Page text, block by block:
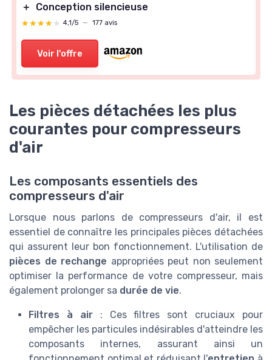
＋
Conception silencieuse
★★★★★
★★★★★ 4,1/5 — 177 avis
Voir l'offre
Les pièces détachées les plus
courantes pour compresseurs
d'air
Les composants essentiels des
compresseurs d'air
Lorsque nous parlons de compresseurs d'air, il est
essentiel de connaître les principales pièces détachées
qui assurent leur bon fonctionnement. L'utilisation de
pièces de rechange appropriées peut non seulement
optimiser la performance de votre compresseur, mais
également prolonger sa durée de vie.
Filtres à air: Ces filtres sont cruciaux pour
empêcher les particules indésirables d'atteindre les
composants internes, assurant ainsi un